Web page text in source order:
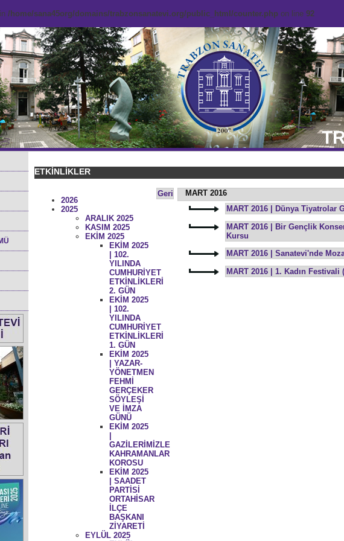
/home/sana45org/domains/trabzonsanatevi.org/public_html/counter.php on line 92
ETKİNLİKLER
Geri
MART 2016
MART 2016 | Dünya Tiyatrolar
MART 2016 | Bir Gençlik
Kursu
MART 2016 | Sanatevi'nde
MART 2016 | 1. Kadın Festivali
2026
2025
ARALIK 2025
KASIM 2025
EKİM 2025
EKİM 2025
| 102.
YILINDA
CUMHURİYET
ETKİNLİKLERİ
2. GÜN
EKİM 2025
| 102.
YILINDA
CUMHURİYET
ETKİNLİKLERİ
1. GÜN
EKİM 2025
| YAZAR-
YÖNETMEN
FEHMİ
GERÇEKER
SÖYLEŞİ
VE İMZA
GÜNÜ
EKİM 2025
GAZİLERİMİZLE
KAHRAMANLAR
KOROSU
EKİM 2025
| SAADET
PARTİSİ
ORTAHİSAR
İLÇE
BAŞKANI
ZİYARETİ
EYLÜL 2025